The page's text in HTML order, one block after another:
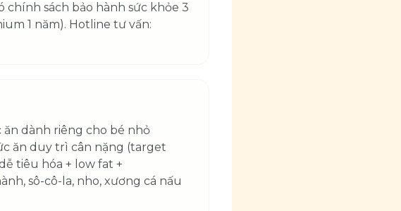
sách bảo hành sức khỏe 3
1 năm). Hotline tư vấn:
ăn dành riêng cho bé nhỏ
ăn duy trì cân nặng (target
tiêu hóa + low fat +
sô-cô-la, nho, xương cá nấu